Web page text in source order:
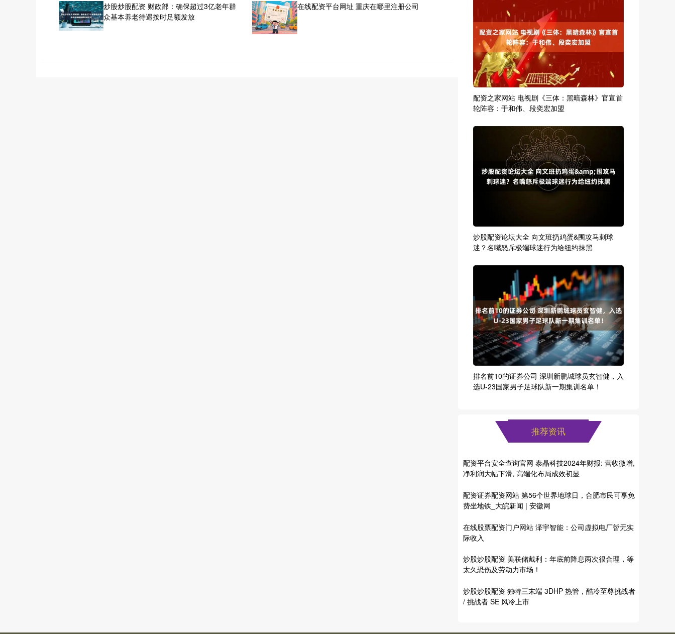
炒股炒股配资 财政部：确保超过3亿老年群
众基本养老待遇按时足额发放
在线配资平台网址 重庆在哪里注册公司
配资之家网站 电视剧《三体：黑暗森林》官宣首
轮阵容：于和伟、段奕宏加盟
炒股配资论坛大全 向文班扔鸡蛋&围攻马刺球
迷？名嘴怒斥极端球迷行为给纽约抹黑
排名前10的证券公司 深圳新鹏城球员玄智健，入
选U-23国家男子足球队新一期集训名单！
推荐资讯
配资平台安全查询官网 泰晶科技2024年财报: 营收微增,
净利润大幅下滑, 高端化布局成效初显
配资证券配资网站 第56个世界地球日，合肥市民可享免
费坐地铁_大皖新闻 | 安徽网
在线股票配资门户网站 泽宇智能：公司虚拟电厂暂无实
际收入
炒股炒股配资 美联储戴利：年底前降息两次很合理，等
太久恐伤及劳动力市场！
炒股炒股配资 独特三末端 3DHP 热管，酷冷至尊挑战者
/ 挑战者 SE 风冷上市